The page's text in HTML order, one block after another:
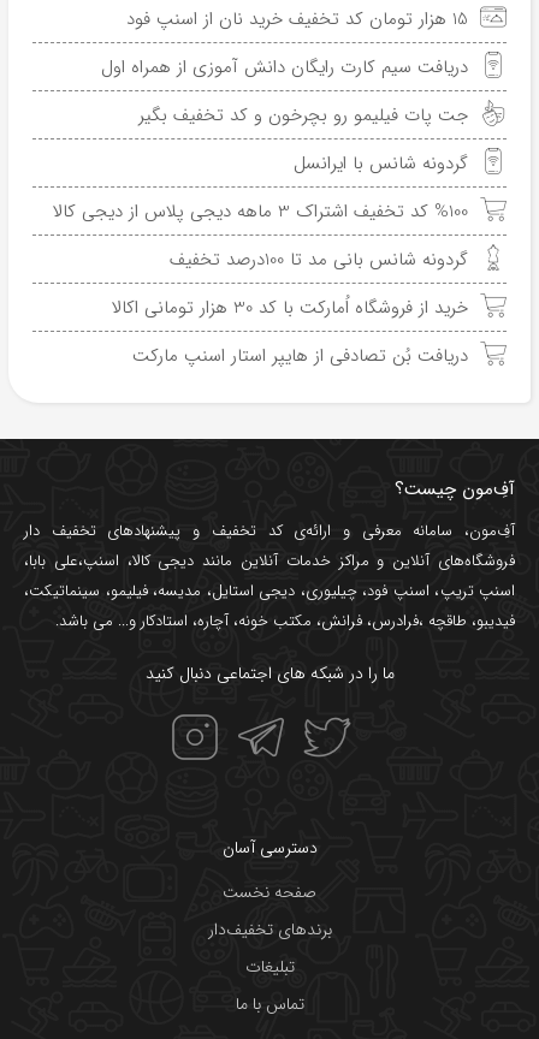
15 هزار تومان کد تخفیف خرید نان از اسنپ فود
دریافت سیم کارت رایگان دانش آموزی از همراه اول
جت پات فیلیمو رو بچرخون و کد تخفیف بگیر
گردونه شانس با ایرانسل
%100 کد تخفیف اشتراک 3 ماهه دیجی پلاس از دیجی کالا
گردونه شانس بانی مد تا 100درصد تخفیف
خرید از فروشگاه اُمارکت با کد 30 هزار تومانی اکالا
دریافت بُن تصادفی از هایپر استار اسنپ مارکت
آفِ‌مون چیست؟
آفِ‌مون، سامانه معرفی و ارائه‌یکد تخفیف و پیشنهادهای تخفیف دار
فروشگاه‌های آنلاین و مراکز خدمات آنلاین مانند دیجی کالا، اسنپ،علی بابا،
اسنپ تریپ، اسنپ فود،چیلیوری، دیجی استایل، مدیسه،فیلیمو، سینماتیکت،
فیدیبو، طاقچه ،فرادرس، فرانش، مکتب خونه،آچاره، استادکار و... می باشد.
ما را در شبکه های اجتماعی دنبال کنید
دسترسی آسان
صفحه نخست
برندهای تخفیف‌دار
تبلیغات
تماس با ما